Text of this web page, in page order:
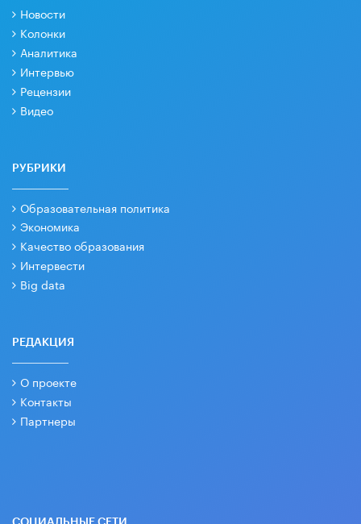
Новости
Колонки
Аналитика
Интервью
Рецензии
Видео
РУБРИКИ
Образовательная политика
Экономика
Качество образования
Интервести
Big data
РЕДАКЦИЯ
О проекте
Контакты
Партнеры